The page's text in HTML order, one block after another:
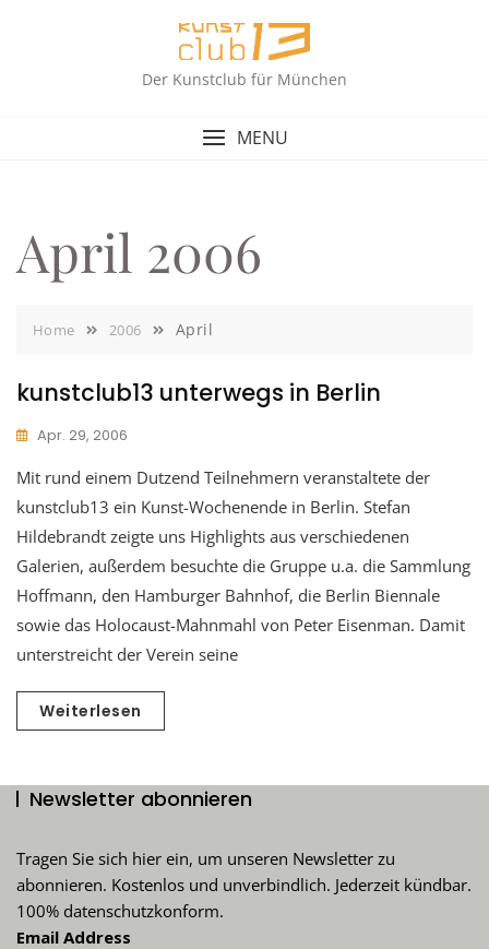
Der Kunstclub für München
MENU
April 2006
Home 2006 April
kunstclub13 unterwegs in Berlin
Apr. 29, 2006
Mit rund einem Dutzend Teilnehmern veranstaltete der
kunstclub13 ein Kunst-Wochenende in Berlin. Stefan
Hildebrandt zeigte uns Highlights aus verschiedenen
Galerien, außerdem besuchte die Gruppe u.a. die Sammlung
Hoffmann, den Hamburger Bahnhof, die Berlin Biennale
sowie das Holocaust-Mahnmahl von Peter Eisenman. Damit
unterstreicht der Verein seine
Weiterlesen
Newsletter abonnieren
Tragen Sie sich hier ein, um unseren Newsletter zu
abonnieren. Kostenlos und unverbindlich. Jederzeit kündbar.
100% datenschutzkonform.
Email Address